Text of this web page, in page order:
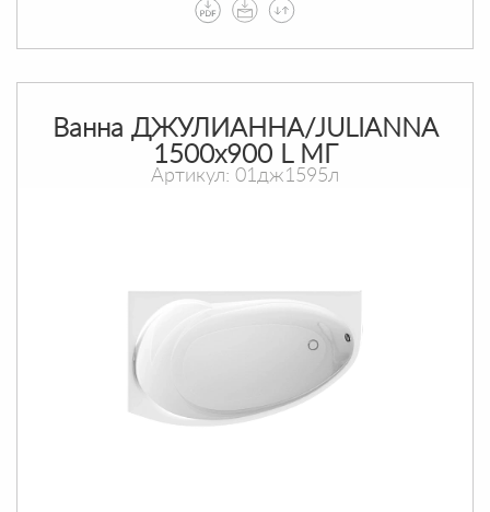
Ванна ДЖУЛИАННА/JULIANNA
1500х900 L МГ
Артикул: 01дж1595л